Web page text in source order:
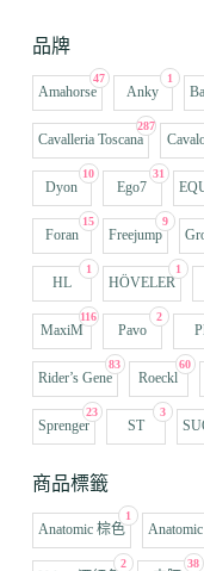
品牌
47
Amahorse
1
Anky
287
Cavalleria Toscana
10
Dyon
31
Ego7
15
Foran
9
Freejump
1
HL
1
HÖVELER
116
MaxiM
2
Pavo
83
Rider’s Gene
60
Roeckl
23
Sprenger
3
ST
商品標籤
1
Anatomic 棕色
2 38